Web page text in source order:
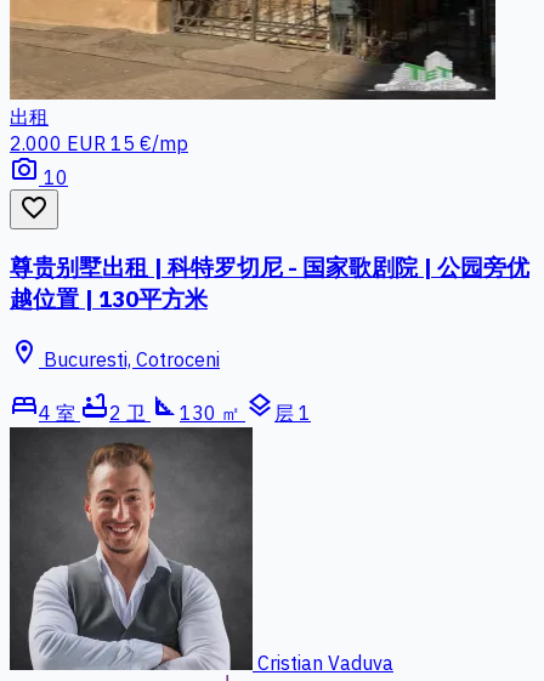
出租
2.000 EUR 15 €/mp
photo_camera 10
favorite_border
尊贵别墅出租 | 科特罗切尼 - 国家歌剧院 | 公园旁优
越位置 | 130平方米
location_on Bucuresti, Cotroceni
bed4 室 bathtub2 卫 square_foot 130 ㎡ layers 层 1
Cristian Vaduva